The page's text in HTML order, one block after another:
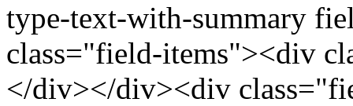
type-text-with-summary
class="field-items"><div
</div></div><div